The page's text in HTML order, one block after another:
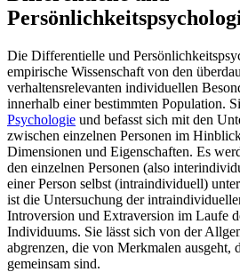
Die Differentielle und
empirische Wissenschaft von den
verhaltensrelevanten individuellen
innerhalb einer bestimmten Population.
Psychologie und befasst sich mit den
zwischen einzelnen Personen im
Dimensionen und Eigenschaften. Es
den einzelnen Personen (also
einer Person selbst (intraindividuell)
ist die Untersuchung der
Introversion und Extraversion im Laufe
Individuums. Sie lässt sich von der
abgrenzen, die von Merkmalen ausgeht,
gemeinsam sind.